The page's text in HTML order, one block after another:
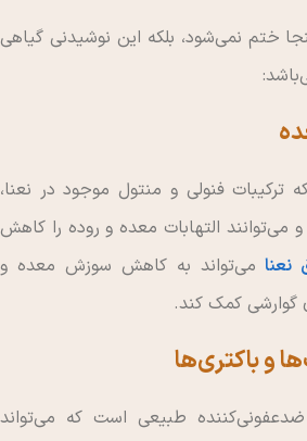
ختم نمی‌شود، بلکه این نوشیدنی گیاهی
ترکیبات فنولی و منتول موجود در نعنا،
می‌توانند التهابات معده و روده را کاهش
نعنامی‌تواند به کاهش سوزش معده و
گوارشی کمک کند.
طبیعی است که می‌تواند